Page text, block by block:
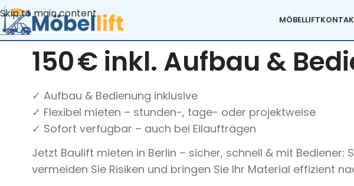
Skip to main content MÖBELLIFT
Baulift mieten –
150 € inkl. Aufbau &
✓ Aufbau & Bedienung inklusive
✓ Flexibel mieten – stunden-, tage- oder projektweise
✓ Sofort verfügbar – auch bei Eilaufträgen
Jetzt Baulift mieten in Berlin – sicher, schnell & mit Bediener:
vermeiden Sie Risiken und bringen Sie Ihr Material effizient